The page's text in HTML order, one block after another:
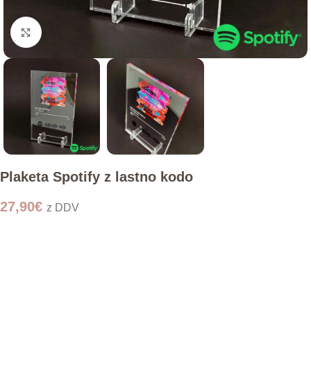
Click to enlarge
Plaketa Spotify z lastno kodo
27,90€ z DDV